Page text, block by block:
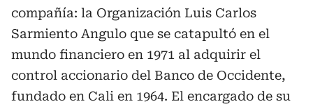
compañía: la Organización Luis Carlos
Sarmiento Angulo que se catapultó en el
mundo financiero en 1971 al adquirir el
control accionario del Banco de Occidente,
fundado en Cali en 1964. El encargado de su